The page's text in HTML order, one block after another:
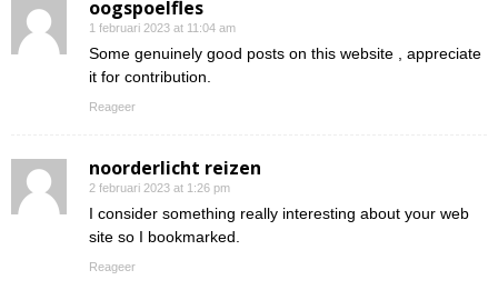
oogspoelfles
1 februari 2023 at 11:04 am
Some genuinely good posts on this website , appreciate
it for contribution.
Reageer
noorderlicht reizen
2 februari 2023 at 1:26 pm
I consider something really interesting about your web
site so I bookmarked.
Reageer